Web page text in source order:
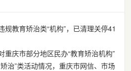
教育矫治类“机构”，已清理关停41
重庆市部分地区民办“教育矫治机构”
治”类活动情况，重庆市网信、市场